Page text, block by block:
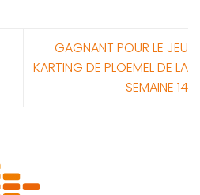
GAGNANT POUR LE JEU
KARTING DE PLOEMEL DE LA
SEMAINE 14